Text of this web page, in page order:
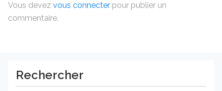
Vous devez vous connecter pour publier un
commentaire.
Rechercher